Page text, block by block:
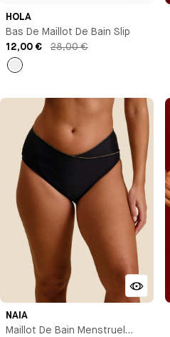
HOLA
Bas De Maillot De Bain Slip
12,00 €
28,00 €
Rayures
NAIA
Maillot De Bain Menstruel